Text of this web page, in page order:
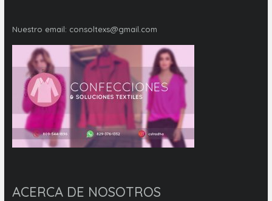
Nuestro email: consoltexs@gmail.com
ACERCA DE NOSOTROS